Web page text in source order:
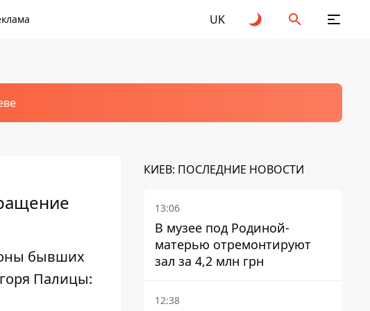
UK
бывших
Палицы:
КИЕВ: ПОСЛЕДНИЕ НОВОСТИ
13:06
В музее под Родиной-
матерью отремонтируют
зал за 4,2 млн грн
12:38